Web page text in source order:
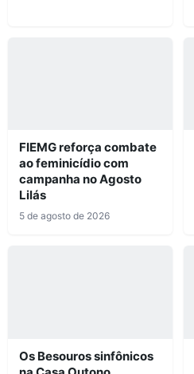
FIEMG reforça combate
ao feminicídio com
campanha no Agosto
Lilás
5 de agosto de 2026
Os Besouros sinfônicos